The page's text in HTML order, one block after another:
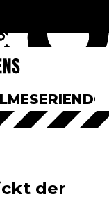
SERIEN
der